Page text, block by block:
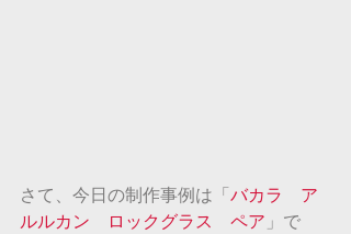
さて、今日の制作事例は「バカラ　ア
ルルカン　ロックグラス　ペア 」で